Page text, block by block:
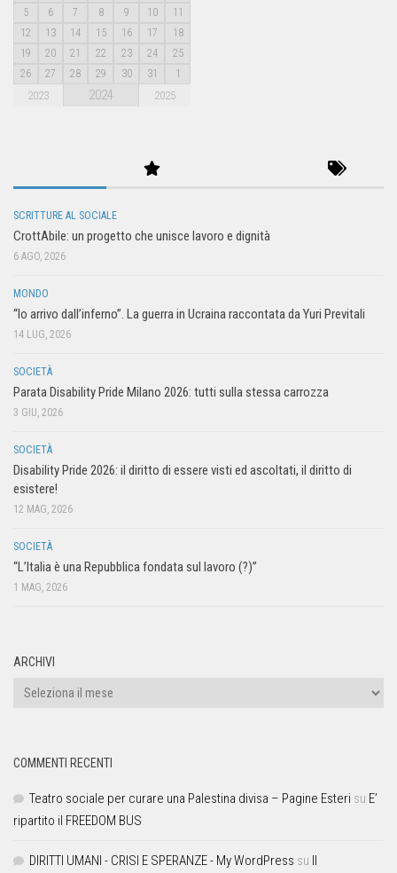
5
6 7 8 9 10
11
12
13 14 15 16 17
18
19
20 21 22 23 24
25
26
27 28 29 30 31 1
2023 2024 2025
SCRITTURE AL SOCIALE
CrottAbile: un progetto che unisce lavoro e dignità
6 AGO, 2026
MONDO
“Io arrivo dall’inferno”. La guerra in Ucraina raccontata da Yuri Previtali
14 LUG, 2026
SOCIETÀ
Parata Disability Pride Milano 2026: tutti sulla stessa carrozza
3 GIU, 2026
SOCIETÀ
Disability Pride 2026: il diritto di essere visti ed ascoltati, il diritto di
esistere!
12 MAG, 2026
SOCIETÀ
“L’Italia è una Repubblica fondata sul lavoro (?)”
1 MAG, 2026
ARCHIVI
COMMENTI RECENTI
Teatro sociale per curare una Palestina divisa – Pagine Esteri su E’
ripartito il FREEDOM BUS
DIRITTI UMANI - CRISI E SPERANZE - My WordPress su Il